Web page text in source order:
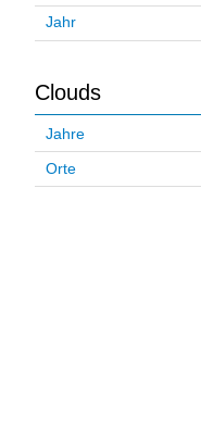
Jahr
Clouds
Jahre
Orte